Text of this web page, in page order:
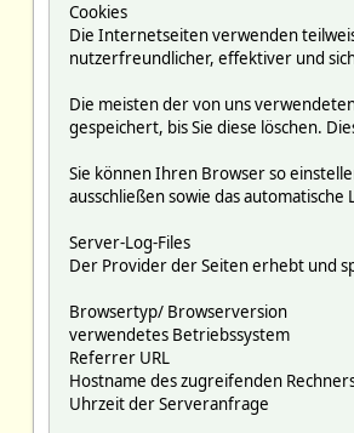
Cookies
Die Internetseiten verwenden
nutzerfreundlicher, effektiver und
Die meisten der von uns
gespeichert, bis Sie diese löschen.
Sie können Ihren Browser so
ausschließen sowie das
Server-Log-Files
Der Provider der Seiten erhebt und
Browsertyp/ Browserversion
verwendetes Betriebssystem
Referrer URL
Hostname des zugreifenden
Uhrzeit der Serveranfrage